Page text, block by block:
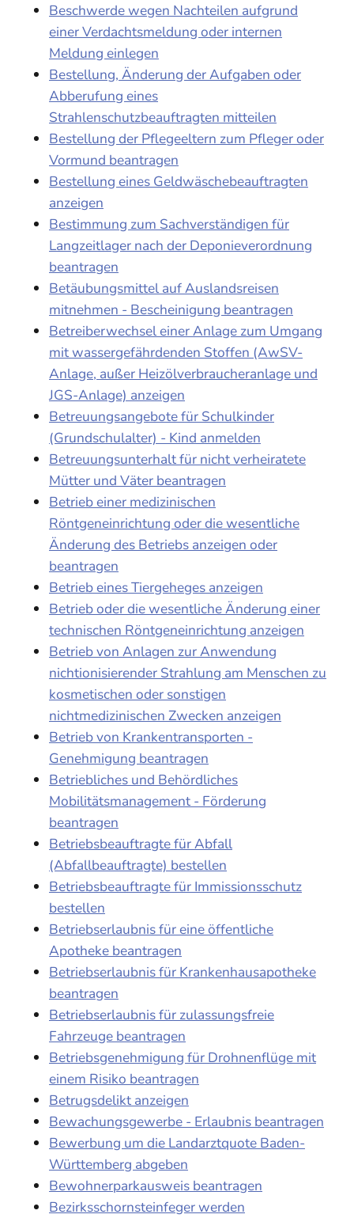
Beschwerde wegen Nachteilen aufgrund
einer Verdachtsmeldung oder internen
Meldung einlegen
Bestellung, Änderung der Aufgaben oder
Abberufung eines
Strahlenschutzbeauftragten mitteilen
Bestellung der Pflegeeltern zum Pfleger oder
Vormund beantragen
Bestellung eines Geldwäschebeauftragten
anzeigen
Bestimmung zum Sachverständigen für
Langzeitlager nach der Deponieverordnung
beantragen
Betäubungsmittel auf Auslandsreisen
mitnehmen - Bescheinigung beantragen
Betreiberwechsel einer Anlage zum Umgang
mit wassergefährdenden Stoffen (AwSV-
Anlage, außer Heizölverbraucheranlage und
JGS-Anlage) anzeigen
Betreuungsangebote für Schulkinder
(Grundschulalter) - Kind anmelden
Betreuungsunterhalt für nicht verheiratete
Mütter und Väter beantragen
Betrieb einer medizinischen
Röntgeneinrichtung oder die wesentliche
Änderung des Betriebs anzeigen oder
beantragen
Betrieb eines Tiergeheges anzeigen
Betrieb oder die wesentliche Änderung einer
technischen Röntgeneinrichtung anzeigen
Betrieb von Anlagen zur Anwendung
nichtionisierender Strahlung am Menschen zu
kosmetischen oder sonstigen
nichtmedizinischen Zwecken anzeigen
Betrieb von Krankentransporten -
Genehmigung beantragen
Betriebliches und Behördliches
Mobilitätsmanagement - Förderung
beantragen
Betriebsbeauftragte für Abfall
(Abfallbeauftragte) bestellen
Betriebsbeauftragte für Immissionsschutz
bestellen
Betriebserlaubnis für eine öffentliche
Apotheke beantragen
Betriebserlaubnis für Krankenhausapotheke
beantragen
Betriebserlaubnis für zulassungsfreie
Fahrzeuge beantragen
Betriebsgenehmigung für Drohnenflüge mit
einem Risiko beantragen
Betrugsdelikt anzeigen
Bewachungsgewerbe - Erlaubnis beantragen
Bewerbung um die Landarztquote Baden-
Württemberg abgeben
Bewohnerparkausweis beantragen
Bezirksschornsteinfeger werden